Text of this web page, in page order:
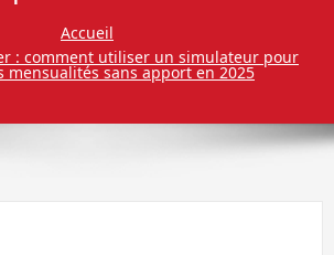
Accueil
: comment utiliser un simulateur pour
mensualités sans apport en 2025